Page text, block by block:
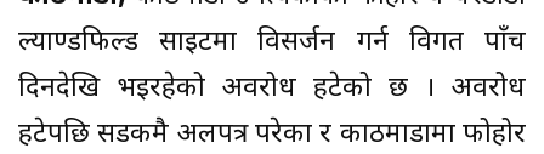
ल्याण्डफिल्ड साइटमा विसर्जन गर्न विगत पाँच
दिनदेखि भइरहेको अवरोध हटेको छ । अवरोध
हटेपछि सडकमै अलपत्र परेका र काठमाडौंमा फोहोर